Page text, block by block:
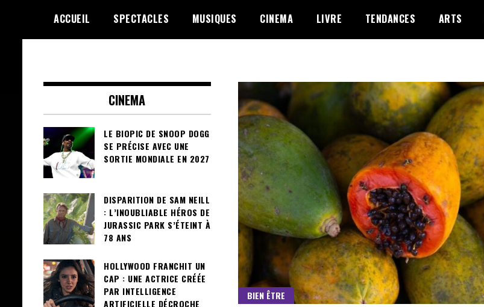
content
ACCUEIL SPECTACLES MUSIQUES CINEMA LIVRE TENDANCES ARTS
sunuculture
BIEN ÊTRE
CINEMA
LE BIOPIC DE SNOOP DOGG
SE PRÉCISE AVEC UNE
SORTIE MONDIALE EN 2027
DISPARITION DE SAM NEILL
: L’INOUBLIABLE HÉROS DE
JURASSIC PARK S’ÉTEINT À
78 ANS
HOLLYWOOD FRANCHIT UN
CAP : UNE ACTRICE CRÉÉE
PAR INTELLIGENCE
ARTIFICIELLE DÉCROCHE